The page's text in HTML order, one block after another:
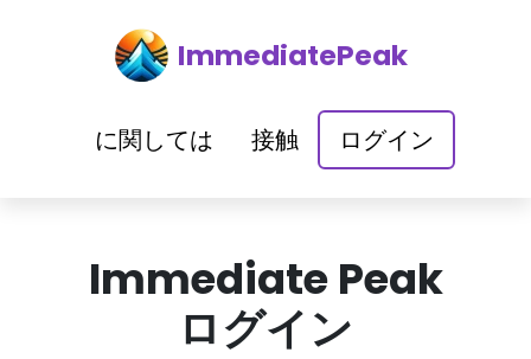
ImmediatePeak
に関しては 接触 ログイン
Immediate Peak
ログイン